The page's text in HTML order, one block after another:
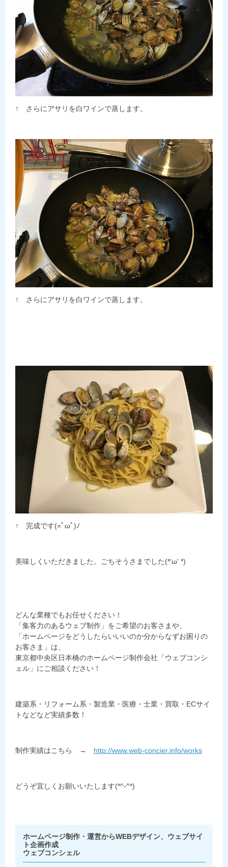
↑ さらにアサリを白ワインで蒸します。
↑ さらにアサリを白ワインで蒸します。
↑ 完成です(=ﾟωﾟ)ﾉ
美味しくいただきました。ごちそうさまでした(*‘ω‘ *)
どんな業種でもお任せください！
「集客力のあるウェブ制作」をご希望のお客さまや、
「ホームページをどうしたらいいいのか分からなずお困りの
お客さま」は、
東京都中央区日本橋のホームページ制作会社「ウェブコンシ
ェル」にご相談ください！
建築系・リフォーム系・製造業・医療・士業・買取・ECサイ
トなどなど実績多数！
制作実績はこちら → http://www.web-concier.info/works
どうぞ宜しくお願いいたします(*^-^*)
ホームページ制作・運営からWEBデザイン、ウェブサイ
ト企画作成
ウェブコンシェル